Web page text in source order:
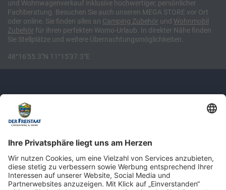
und Wohnwagenverkauf inklusive hochwertiger, persönlicher
Fachberatung. Besuchen Sie auch unseren MEGA STORE vor Ort
oder online. Sie finden alles an Camping Zubehör und Wohnmobil
Zubehör für ihren perfekten Womo-Urlaub. In direkter Nähe finden
Sie Stellplätze und weitere Übernachtungsmöglichkeiten.
48°16'55.3"N 11°15'37.3"E
Newsletter: Jetzt auf
shop.derfreistaat.de anmelden und
einen 5€ Gutschein für unseren Online-
Shop erhalten!*